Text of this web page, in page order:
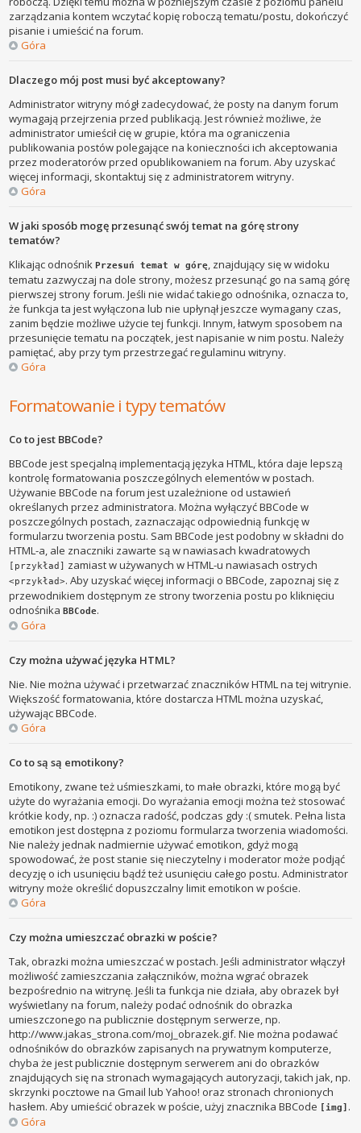
zarządzania kontem wczytać kopię roboczą tematu/postu, dokończyć
pisanie i umieścić na forum.
Góra
Dlaczego mój post musi być akceptowany?
Administrator witryny mógł zadecydować, że posty na danym forum
wymagają przejrzenia przed publikacją. Jest również możliwe, że
administrator umieścił cię w grupie, która ma ograniczenia
publikowania postów polegające na konieczności ich akceptowania
przez moderatorów przed opublikowaniem na forum. Aby uzyskać
więcej informacji, skontaktuj się z administratorem witryny.
Góra
W jaki sposób mogę przesunąć swój temat na górę strony
tematów?
Klikając odnośnikPrzesuń temat w górę, znajdujący się w widoku
tematu zazwyczaj na dole strony, możesz przesunąć go na samą górę
pierwszej strony forum. Jeśli nie widać takiego odnośnika, oznacza to,
że funkcja ta jest wyłączona lub nie upłynął jeszcze wymagany czas,
zanim będzie możliwe użycie tej funkcji. Innym, łatwym sposobem na
przesunięcie tematu na początek, jest napisanie w nim postu. Należy
pamiętać, aby przy tym przestrzegać regulaminu witryny.
Góra
Formatowanie i typy tematów
Co to jest BBCode?
BBCode jest specjalną implementacją języka HTML, która daje lepszą
kontrolę formatowania poszczególnych elementów w postach.
Używanie BBCode na forum jest uzależnione od ustawień
określanych przez administratora. Można wyłączyć BBCode w
poszczególnych postach, zaznaczając odpowiednią funkcję w
formularzu tworzenia postu. Sam BBCode jest podobny w składni do
HTML-a, ale znaczniki zawarte są w nawiasach kwadratowych
[przykład] zamiast w używanych w HTML-u nawiasach ostrych
<przykład>. Aby uzyskać więcej informacji o BBCode, zapoznaj się z
przewodnikiem dostępnym ze strony tworzenia postu po kliknięciu
odnośnikaBBCode.
Góra
Czy można używać języka HTML?
Nie. Nie można używać i przetwarzać znaczników HTML na tej witrynie.
Większość formatowania, które dostarcza HTML można uzyskać,
używając BBCode.
Góra
Co to są są emotikony?
Emotikony, zwane też uśmieszkami, to małe obrazki, które mogą być
użyte do wyrażania emocji. Do wyrażania emocji można też stosować
krótkie kody, np. :) oznacza radość, podczas gdy :( smutek. Pełna lista
emotikon jest dostępna z poziomu formularza tworzenia wiadomości.
Nie należy jednak nadmiernie używać emotikon, gdyż mogą
spowodować, że post stanie się nieczytelny i moderator może podjąć
decyzję o ich usunięciu bądź też usunięciu całego postu. Administrator
witryny może określić dopuszczalny limit emotikon w poście.
Góra
Czy można umieszczać obrazki w poście?
Tak, obrazki można umieszczać w postach. Jeśli administrator włączył
możliwość zamieszczania załączników, można wgrać obrazek
bezpośrednio na witrynę. Jeśli ta funkcja nie działa, aby obrazek był
wyświetlany na forum, należy podać odnośnik do obrazka
umieszczonego na publicznie dostępnym serwerze, np.
http://www.jakas_strona.com/moj_obrazek.gif. Nie można podawać
odnośników do obrazków zapisanych na prywatnym komputerze,
chyba że jest publicznie dostępnym serwerem ani do obrazków
znajdujących się na stronach wymagających autoryzacji, takich jak, np.
skrzynki pocztowe na Gmail lub Yahoo! oraz stronach chronionych
hasłem. Aby umieścić obrazek w poście, użyj znacznika BBCode [img] .
Góra